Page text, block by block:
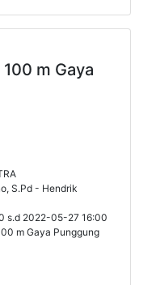
m Gaya
S.Pd - Hendrik
s.d 2022-05-27 16:00
m Gaya Punggung